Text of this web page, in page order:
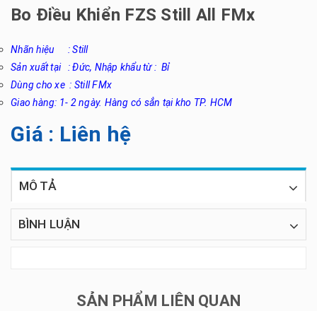
Bo Điều Khiển FZS Still All FMx
Nhãn hiệu : Still
Sản xuất tại : Đức, Nhập khẩu từ : Bỉ
Dùng cho xe : Still FMx
Giao hàng: 1- 2 ngày. Hàng có sẳn tại kho TP. HCM
Giá : Liên hệ
MÔ TẢ
BÌNH LUẬN
SẢN PHẨM LIÊN QUAN